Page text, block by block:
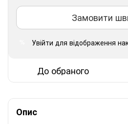
Замовити
Увійти для відображення
До обраного
Опис